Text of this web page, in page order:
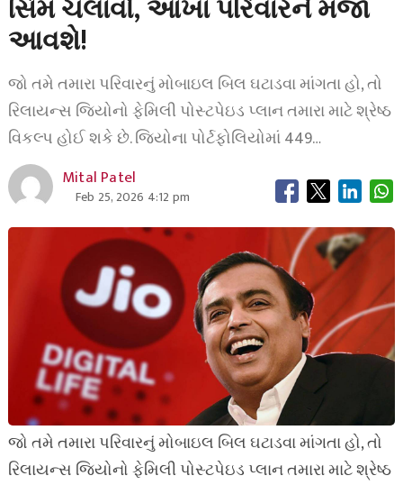
સિમ ચલાવો, આખા પરિવારને મજા
આવશે!
જો તમે તમારા પરિવારનું મોબાઇલ બિલ ઘટાડવા માંગતા હો, તો
રિલાયન્સ જિયોનો ફેમિલી પોસ્ટપેઇડ પ્લાન તમારા માટે શ્રેષ્ઠ
વિકલ્પ હોઈ શકે છે. જિયોના પોર્ટફોલિયોમાં 449…
Mital Patel
Feb 25, 2026 4:12 pm
જો તમે તમારા પરિવારનું મોબાઇલ બિલ ઘટાડવા માંગતા હો, તો
રિલાયન્સ જિયોનો ફેમિલી પોસ્ટપેઇડ પ્લાન તમારા માટે શ્રેષ્ઠ